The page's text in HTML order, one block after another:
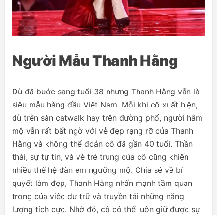
Người Mẫu Thanh Hằng
Dù đã bước sang tuổi 38 nhưng Thanh Hằng vẫn là
siêu mẫu hàng đầu Việt Nam. Mỗi khi cô xuất hiện,
dù trên sàn catwalk hay trên đường phố, người hâm
mộ vẫn rất bất ngờ với vẻ đẹp rạng rỡ của Thanh
Hằng và không thể đoán cô đã gần 40 tuổi. Thần
thái, sự tự tin, và vẻ trẻ trung của cô cũng khiến
nhiều thế hệ đàn em ngưỡng mộ. Chia sẻ về bí
quyết làm đẹp, Thanh Hằng nhấn mạnh tầm quan
trọng của việc dự trữ và truyền tải những năng
lượng tích cực. Nhờ đó, cô có thể luôn giữ được sự